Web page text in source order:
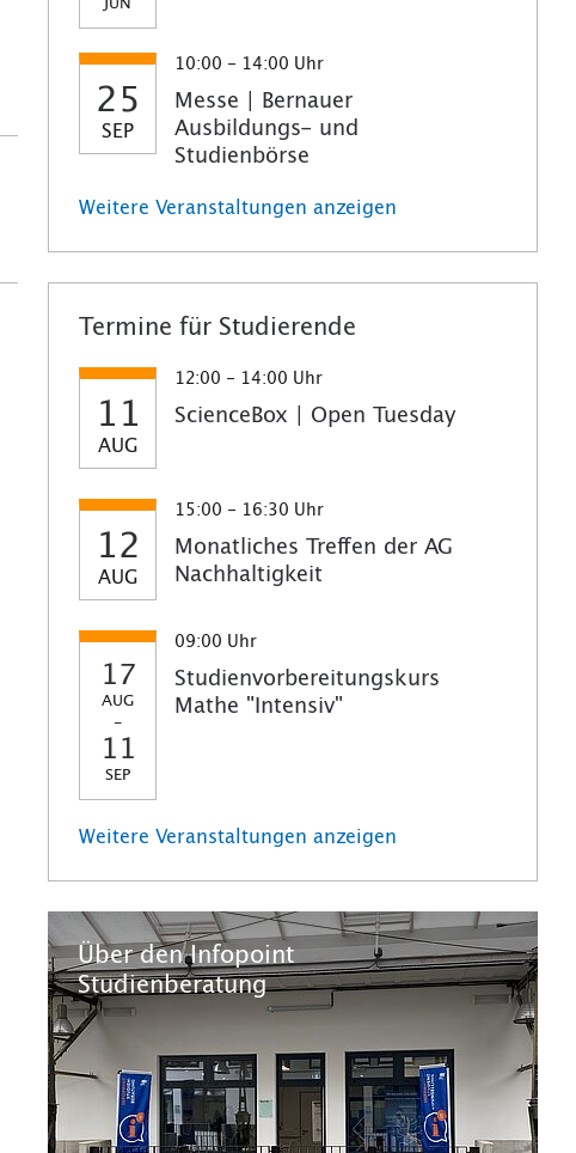
JUN
25
SEP
10:00 - 14:00 Uhr
Messe | Bernauer
Ausbildungs- und
Studienbörse
Weitere Veranstaltungen anzeigen
Termine für Studierende
11
AUG
12:00 - 14:00 Uhr
ScienceBox | Open Tuesday
12
AUG
15:00 - 16:30 Uhr
Monatliches Treffen der AG
Nachhaltigkeit
17
AUG
-
11
SEP
09:00 Uhr
Studienvorbereitungskurs
Mathe "Intensiv"
Weitere Veranstaltungen anzeigen
Über den Infopoint
Studienberatung